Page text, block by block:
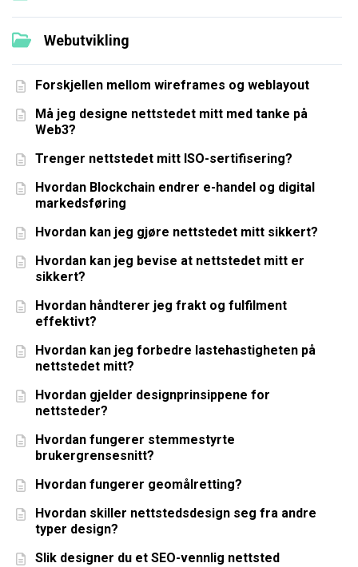
Webutvikling
Forskjellen mellom wireframes og weblayout
Må jeg designe nettstedet mitt med tanke på
Web3?
Trenger nettstedet mitt ISO-sertifisering?
Hvordan Blockchain endrer e-handel og digital
markedsføring
Hvordan kan jeg gjøre nettstedet mitt sikkert?
Hvordan kan jeg bevise at nettstedet mitt er
sikkert?
Hvordan håndterer jeg frakt og fulfilment
effektivt?
Hvordan kan jeg forbedre lastehastigheten på
nettstedet mitt?
Hvordan gjelder designprinsippene for
nettsteder?
Hvordan fungerer stemmestyrte
brukergrensesnitt?
Hvordan fungerer geomålretting?
Hvordan skiller nettstedsdesign seg fra andre
typer design?
Slik designer du et SEO-vennlig nettsted